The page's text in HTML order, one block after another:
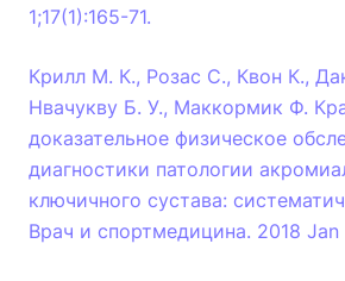
1;17(1):165-71.
Крилл М. К., Розас С., Квон К.,
Нвачукву Б. У., Маккормик Ф.
доказательное физическое
диагностики патологии
ключичного сустава:
Врач и спортмедицина. 2018 Jan